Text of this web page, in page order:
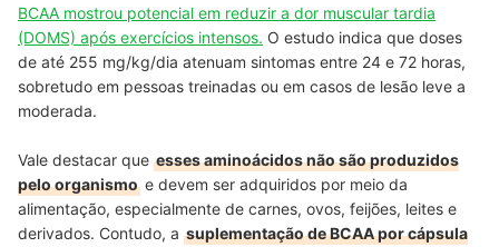
BCAA mostrou potencial em reduzir a dor muscular tardia
(DOMS) após exercícios intensos. O estudo indica que doses
de até 255 mg/kg/dia atenuam sintomas entre 24 e 72 horas,
sobretudo em pessoas treinadas ou em casos de lesão leve a
moderada.
Vale destacar que esses aminoácidos não são produzidos
pelo organismo e devem ser adquiridos por meio da
alimentação, especialmente de carnes, ovos, feijões, leites e
derivados. Contudo, a suplementação de BCAA por cápsula